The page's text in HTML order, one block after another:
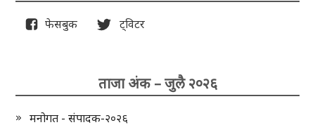
फेसबुक ट्विटर
ताजा अंक – जुलै २०२६
मनोगत - संपादक-२०२६